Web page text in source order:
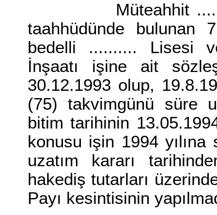
Müteahhit .....
taahhüdünde bulunan
bedelli .......... Lisesi
İnşaatı işine ait
30.12.1993 olup,
(75) takvimgünü süre
bitim tarihinin
konusu işin 1994
uzatım kararı
hakediş tutarları
Payı kesintisinin